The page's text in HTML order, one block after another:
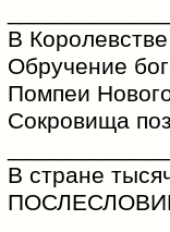
В
Обручение
Помпеи
Сокровища
В стране